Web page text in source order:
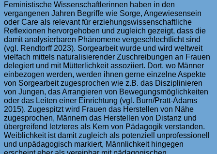
Feministische Wissenschaftlerinnen haben in den
vergangenen Jahren Begriffe wie Sorge, Angewiesensein
oder Care als relevant für erziehungswissenschaftliche
Reflexionen hervorgehoben und zugleich gezeigt, dass die
damit analysierbaren Phänomene vergeschlechtlicht sind
(vgl. Rendtorff 2023). Sorgearbeit wurde und wird weltweit
vielfach mittels naturalisierender Zuschreibungen an Frauen
delegiert und mit Mütterlichkeit assoziiert. Dort, wo Männer
einbezogen werden, werden ihnen gerne einzelne Aspekte
von Sorgearbeit zugesprochen wie z.B. das Disziplinieren
von Jungen, das Arrangieren von Bewegungsmöglichkeiten
oder das Leiten einer Einrichtung (vgl. Burn/Pratt-Adams
2015). Zugespitzt wird Frauen das Herstellen von Nähe
zugesprochen, Männern das Herstellen von Distanz und
übergreifend letzteres als Kern von Pädagogik verstanden.
Weiblichkeit ist damit zugleich als potenziell unprofessionell
und unpädagogisch markiert, Männlichkeit hingegen